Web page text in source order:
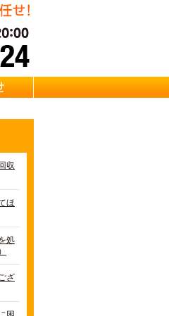
冷蔵庫・洗濯機・エアコン・
収
ほ
処
ざ